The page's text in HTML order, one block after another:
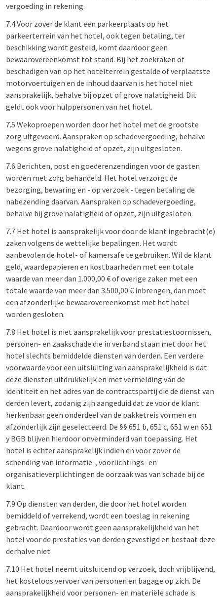
vergoeding in rekening.
7.4 Voor zover de klant een parkeerplaats op het
parkeerterrein van het hotel, ook tegen betaling, ter
beschikking wordt gesteld, komt daardoor geen
bewaarovereenkomst tot stand. Bij het zoekraken of
beschadigen van op het hotelterrein gestalde of verplaatste
motorvoertuigen en de inhoud daarvan is het hotel niet
aansprakelijk, behalve bij opzet of grove nalatigheid. Dit
geldt ook voor hulppersonen van het hotel.
7.5 Wekoproepen worden door het hotel met de grootste
zorg uitgevoerd. Aanspraken op schadevergoeding, behalve
wegens grove nalatigheid of opzet, zijn uitgesloten.
7.6 Berichten, post en goederenzendingen voor de gasten
worden met zorg behandeld. Het hotel verzorgt de
bezorging, bewaring en - op verzoek - tegen betaling de
nabezending daarvan. Aanspraken op schadevergoeding,
behalve bij grove nalatigheid of opzet, zijn uitgesloten.
7.7 Het hotel is aansprakelijk voor door de klant ingebracht(e)
zaken volgens de wettelijke bepalingen. Het wordt
aanbevolen de hotel- of kamersafe te gebruiken. Wil de klant
geld, waardepapieren en kostbaarheden met een totale
waarde van meer dan 1.000,00 € of overige zaken met een
totale waarde van meer dan 3.500,00 € inbrengen, dan moet
een afzonderlijke bewaarovereenkomst met het hotel
worden gesloten.
7.8 Het hotel is niet aansprakelijk voor prestatiestoornissen,
personen- en zaakschade die in verband staan met door het
hotel slechts bemiddelde diensten van derden. Een verdere
voorwaarde voor een uitsluiting van aansprakelijkheid is dat
deze diensten uitdrukkelijk en met vermelding van de
identiteit en het adres van de contractspartij die de dienst van
derden levert, zodanig zijn aangeduid dat ze voor de klant
herkenbaar geen onderdeel van de pakketreis vormen en
afzonderlijk zijn geselecteerd. De §§ 651 b, 651 c, 651 w en 651
y BGB blijven hierdoor onverminderd van toepassing. Het
hotel is echter aansprakelijk indien en voor zover de
schending van informatie-, voorlichtings- en
organisatieverplichtingen de oorzaak was van schade bij de
klant.
7.9 Op diensten van derden, die door het hotel worden
bemiddeld of verrekend, wordt een toeslag in rekening
gebracht. Daardoor wordt geen aansprakelijkheid van het
hotel voor de prestaties van derden gevestigd en bestaat deze
derhalve niet.
7.10 Het hotel neemt uitsluitend op verzoek, doch vrijblijvend,
het kosteloos vervoer van personen en bagage op zich. De
aansprakelijkheid voor personen- en materiële schade is